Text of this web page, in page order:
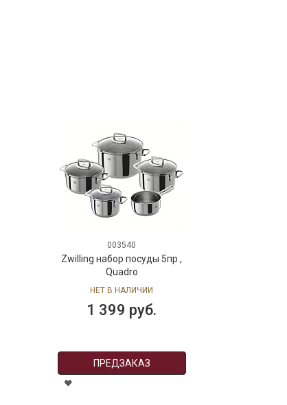
003540
Zwilling набор посуды 5пр ,
Quadro
НЕТ В НАЛИЧИИ
1 399 руб.
ПРЕДЗАКАЗ